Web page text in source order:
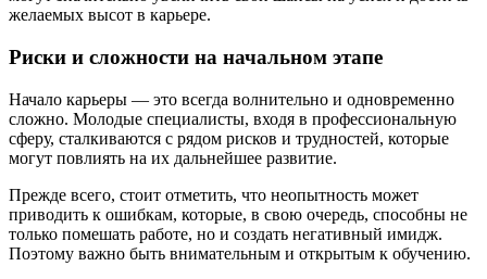
желаемых высот в карьере.
Риски и сложности на начальном этапе
Начало карьеры — это всегда волнительно и одновременно
сложно. Молодые специалисты, входя в профессиональную
сферу, сталкиваются с рядом рисков и трудностей, которые
могут повлиять на их дальнейшее развитие.
Прежде всего, стоит отметить, что неопытность может
приводить к ошибкам, которые, в свою очередь, способны не
только помешать работе, но и создать негативный имидж.
Поэтому важно быть внимательным и открытым к обучению.